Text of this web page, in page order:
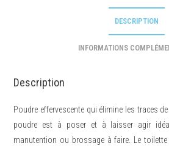
DESCRIPTION
INFORMATIONS
Description
Poudre effervescente qui élimine les traces
poudre est à poser et à laisser agir
manutention ou brossage à faire. Le